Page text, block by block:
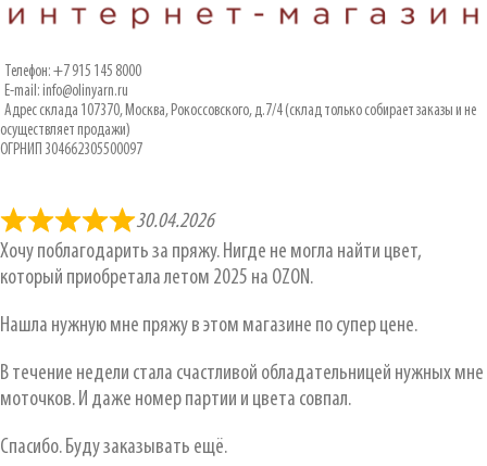
Телефон: +7 915 145 8000
E-mail: info@olinyarn.ru
Адрес склада 107370, Москва, Рокоссовского, д.7/4 (склад только собирает заказы и не
осуществляет продажи)
ОГРНИП 304662305500097
30.04.2026
Хочу поблагодарить за пряжу. Нигде не могла найти цвет,
который приобретала летом 2025 на OZON.
Нашла нужную мне пряжу в этом магазине по супер цене.
В течение недели стала счастливой обладательницей нужных мне
моточков. И даже номер партии и цвета совпал.
Спасибо. Буду заказывать ещё.